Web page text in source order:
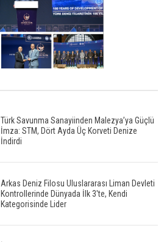
Türk Savunma Sanayiinden Malezya’ya Güçlü
İmza: STM, Dört Ayda Üç Korveti Denize
İndirdi
Arkas Deniz Filosu Uluslararası Liman Devleti
Kontrollerinde Dünyada İlk 3'te, Kendi
Kategorisinde Lider